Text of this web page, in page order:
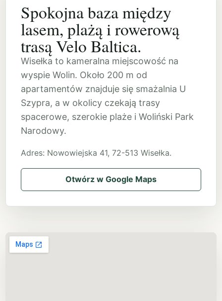
Spokojna baza między
lasem, plażą i rowerową
trasą Velo Baltica.
Wisełka to kameralna miejscowość na
wyspie Wolin. Około 200 m od
apartamentów znajduje się smażalnia U
Szypra, a w okolicy czekają trasy
spacerowe, szerokie plaże i Woliński Park
Narodowy.
Adres: Nowowiejska 41, 72-513 Wisełka.
Otwórz w Google Maps